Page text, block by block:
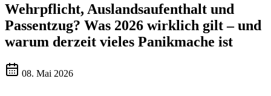
Wehrpflicht, Auslandsaufenthalt und
Passentzug? Was 2026 wirklich gilt – und
warum derzeit vieles Panikmache ist
08. Mai 2026